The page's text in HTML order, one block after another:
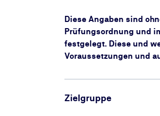
Diese Angaben sind
Prüfungsordnung und
festgelegt. Diese und
Voraussetzungen und
Zielgruppe